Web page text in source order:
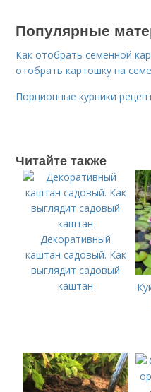
Популярные
Как отобрать семенной
отобрать картошку на
Порционные курники
Читайте также
Декоративный
каштан садовый. Как
выглядит садовый
каштан